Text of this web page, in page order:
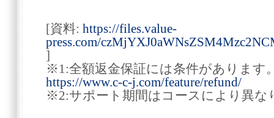
[資料: https://files.value-
press.com/
]
※1:全額返金保証には条件があります
https://www.c-c-j.com/feature/refund/
※2:サポート期間はコースにより異な